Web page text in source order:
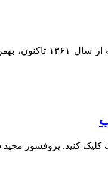
کلیک کنید. پروفسور